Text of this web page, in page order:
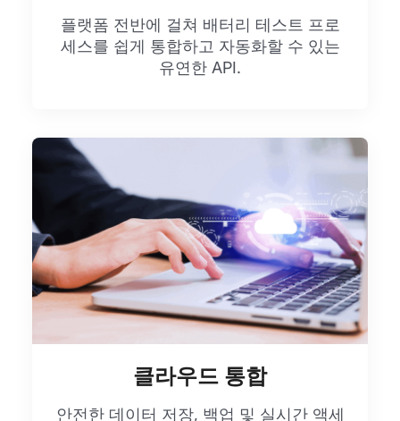
플랫폼 전반에 걸쳐 배터리 테스트 프로
세스를 쉽게 통합하고 자동화할 수 있는
유연한 API.
클라우드 통합
안전한 데이터 저장, 백업 및 실시간 액세